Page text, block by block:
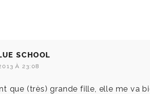
SCHOOL
À 23:08
que (très) grande fille, elle me va